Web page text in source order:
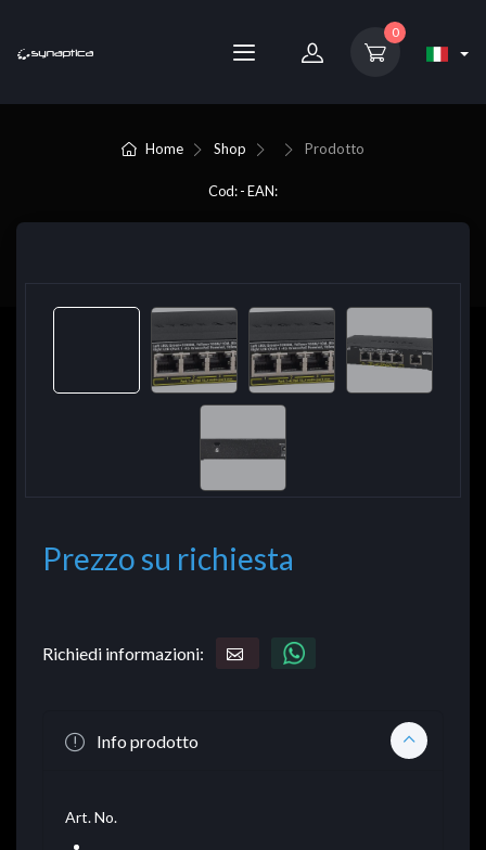
0
Home Shop Prodotto
Cod: - EAN:
Prezzo su richiesta
Richiedi informazioni:
Info prodotto
Art. No.